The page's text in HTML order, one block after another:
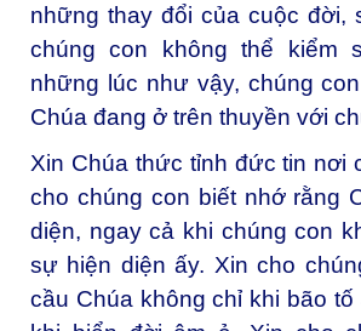
những thay đổi của cuộc đời,
chúng con không thể kiểm
những lúc như vậy, chúng
Chúa đang ở trên thuyền với
Xin Chúa thức tỉnh đức tin nơi
cho chúng con biết nhớ rằng
diện, ngay cả khi chúng con
sự hiện diện ấy. Xin cho
cầu Chúa không chỉ khi bão tố